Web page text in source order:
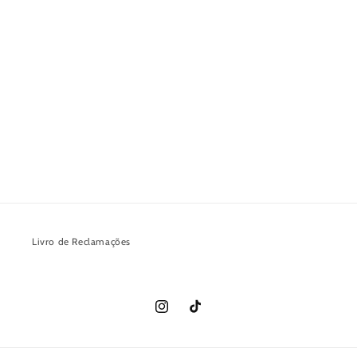
Livro de Reclamações
InstagramTikTok